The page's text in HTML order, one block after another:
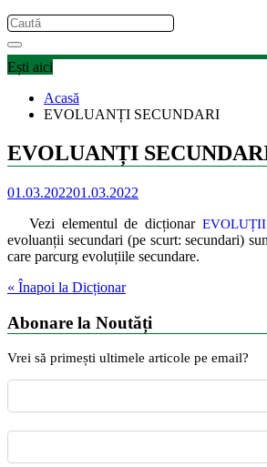
Ești aici
Acasă
EVOLUANȚI SECUNDARI
EVOLUANȚI
01.03.202201.03.2022
Vezi elementul de dicționar
evoluanții secundari (pe scurt: secundari)
care parcurg evoluțiile secundare.
« Înapoi la Dicționar
Abonare la Noutăți
Vrei să primești ultimele articole pe email?